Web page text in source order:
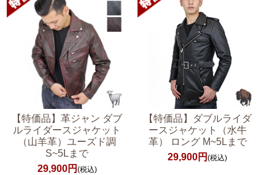
【特価品】革ジャン ダブ
ルライダースジャケット
（山羊革）ユーズド調
S~5Lまで
29,900円 (税込)
【特価品】ダブルライダ
ースジャケット（水牛
革） ロング M~5Lまで
29,900円(税込)